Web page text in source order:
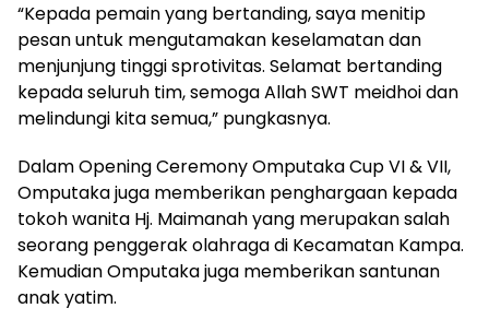
“Kepada pemain yang bertanding, saya menitip
pesan untuk mengutamakan keselamatan dan
menjunjung tinggi sprotivitas. Selamat bertanding
kepada seluruh tim, semoga Allah SWT meidhoi dan
melindungi kita semua,” pungkasnya.
Dalam Opening Ceremony Omputaka Cup VI & VII,
Omputaka juga memberikan penghargaan kepada
tokoh wanita Hj. Maimanah yang merupakan salah
seorang penggerak olahraga di Kecamatan Kampa.
Kemudian Omputaka juga memberikan santunan
anak yatim.